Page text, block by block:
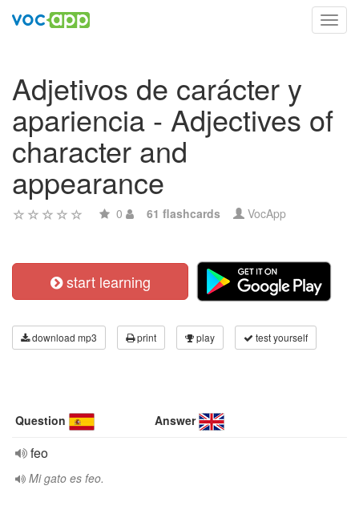
Adjetivos de carácter y
apariencia - Adjectives of
character and
appearance
0 61 flashcards VocApp
start learning
download mp3 print play test yourself
Question Answer
feo
Mi gato es feo.